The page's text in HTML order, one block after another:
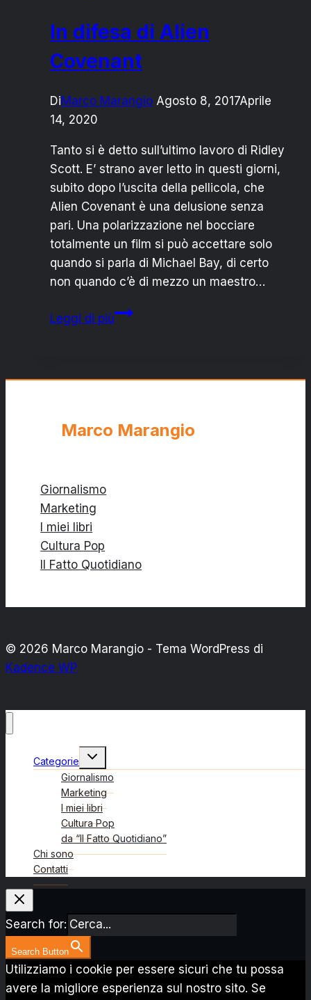
In difesa di Alien
Covenant
DiMarco Marangio Agosto 8, 2017Aprile
14, 2020
Tanto si è detto sull’ultimo lavoro di Ridley
Scott. E’ strano aver letto in questi giorni,
subito dopo l’uscita della pellicola, che
Alien Covenant è una delusione senza
pari. Una polarizzazione nel bocciare
totalmente un film si può accettare solo
quando si parla di Michael Bay, di certo
non quando c’è di mezzo un maestro…
Leggi di piùIn
Marco Marangio
Giornalismo
Marketing
I miei libri
Cultura Pop
Il Fatto Quotidiano
© 2026 Marco Marangio - Tema WordPress di
Kadence WP
Categorie
Alterna
figlio
Giornalismo
Marketing
I miei libri
Cultura Pop
da “Il Fatto Quotidiano”
Chi sono
Contatti
Search for:
Search Button
Utilizziamo i cookie per essere sicuri che tu possa
avere la migliore esperienza sul nostro sito. Se